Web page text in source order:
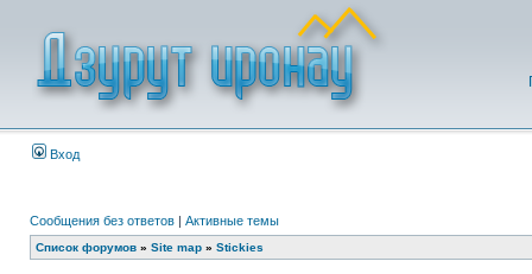
Вход
Сообщения без ответов | Активные темы
Список форумов » Site map » Stickies